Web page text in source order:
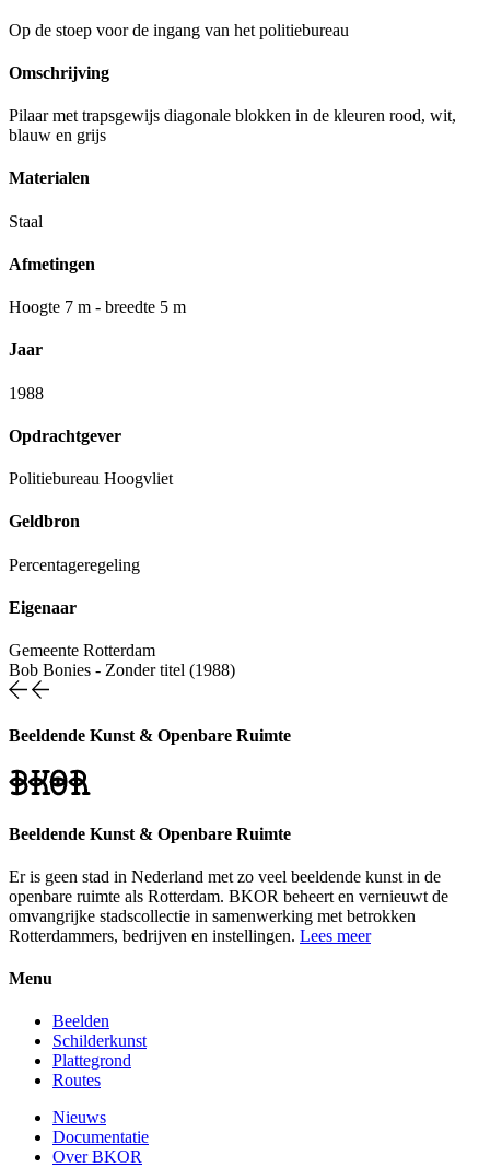
Op de stoep voor de ingang van het politiebureau
Omschrijving
Pilaar met trapsgewijs diagonale blokken in de kleuren rood, wit,
blauw en grijs
Materialen
Staal
Afmetingen
Hoogte 7 m - breedte 5 m
Jaar
1988
Opdrachtgever
Politiebureau Hoogvliet
Geldbron
Percentageregeling
Eigenaar
Gemeente Rotterdam
Bob Bonies - Zonder titel (1988)
Beeldende Kunst & Openbare Ruimte
Beeldende Kunst & Openbare Ruimte
Er is geen stad in Nederland met zo veel beeldende kunst in de
openbare ruimte als Rotterdam. BKOR beheert en vernieuwt de
omvangrijke stadscollectie in samenwerking met betrokken
Rotterdammers, bedrijven en instellingen. Lees meer
Menu
Beelden
Schilderkunst
Plattegrond
Routes
Nieuws
Documentatie
Over BKOR